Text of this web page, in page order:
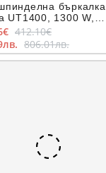
бъркалка
UT1400, 1300 W,
M14
412.10€
806.01лв.